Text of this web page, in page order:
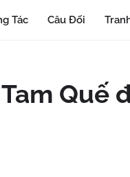
Tác Câu Đối
Quế